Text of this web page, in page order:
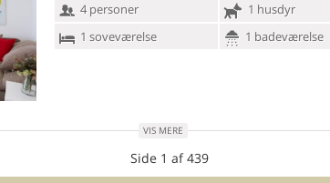
4 personer
1 husdyr
1 soveværelse
1 badeværelse
VIS MERE
Side 1 af 439